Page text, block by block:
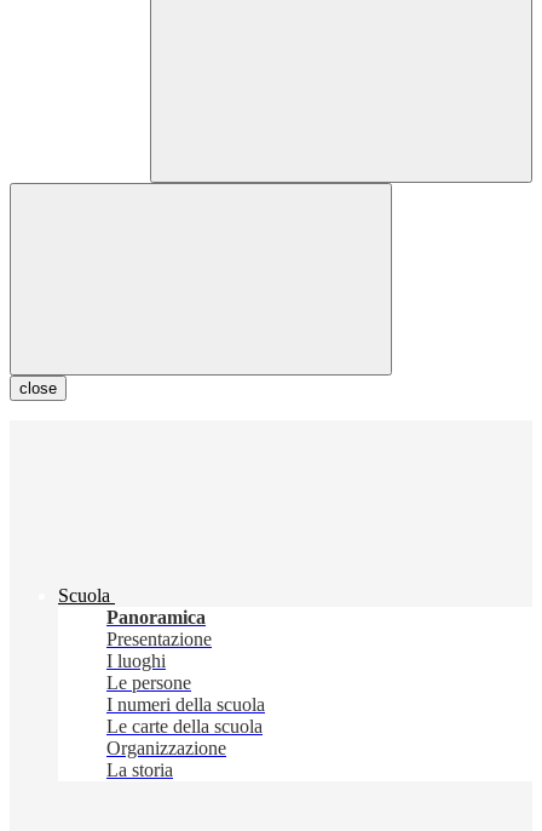
close
Scuola
Panoramica
Presentazione
I luoghi
Le persone
I numeri della scuola
Le carte della scuola
Organizzazione
La storia